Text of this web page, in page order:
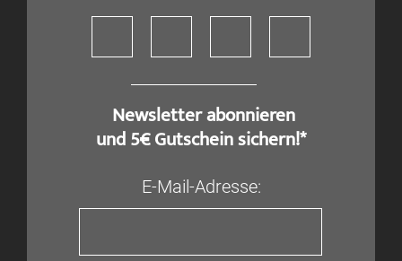
​ Newsletter abonnieren
und 5€ Gutschein sichern!*
E-Mail-Adresse: